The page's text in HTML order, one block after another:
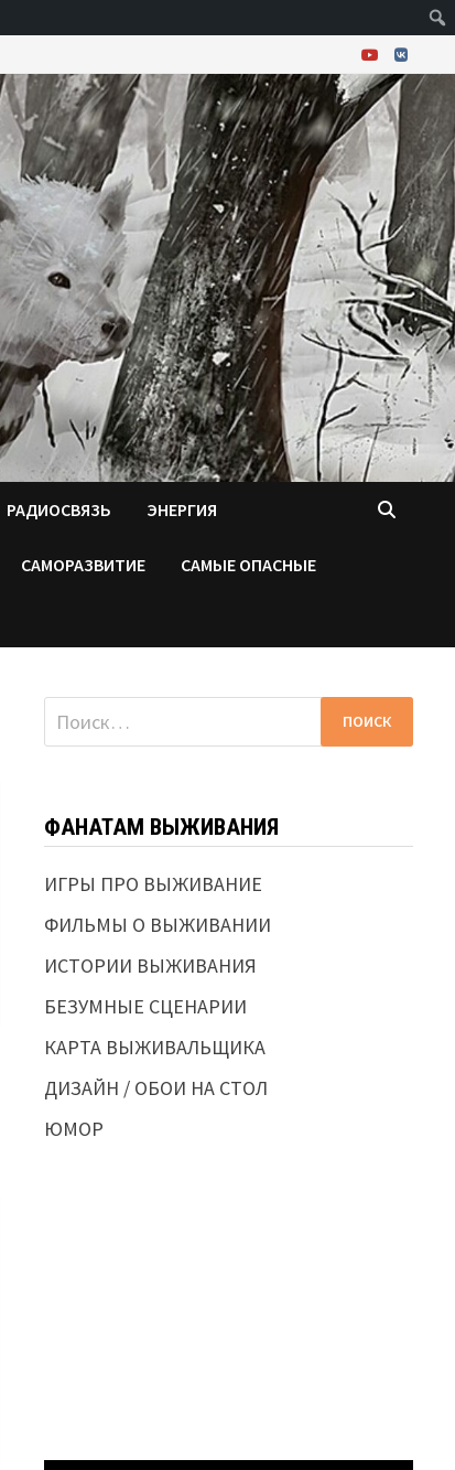
РАДИОСВЯЗЬ ЭНЕРГИЯ
САМОРАЗВИТИЕ САМЫЕ ОПАСНЫЕ
Найти:
ФАНАТАМ ВЫЖИВАНИЯ
ИГРЫ ПРО ВЫЖИВАНИЕ
ФИЛЬМЫ О ВЫЖИВАНИИ
ИСТОРИИ ВЫЖИВАНИЯ
БЕЗУМНЫЕ СЦЕНАРИИ
КАРТА ВЫЖИВАЛЬЩИКА
ДИЗАЙН / ОБОИ НА СТОЛ
ЮМОР